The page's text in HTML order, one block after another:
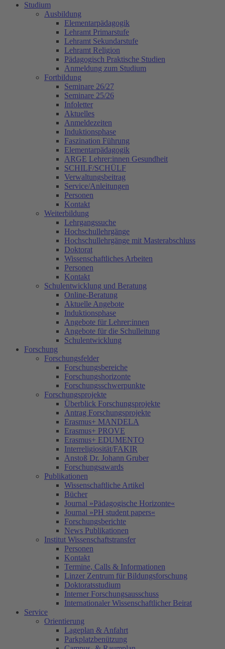
Studium
Ausbildung
Elementarpädagogik
Lehramt Primarstufe
Lehramt Sekundarstufe
Lehramt Religion
Pädagogisch Praktische Studien
Anmeldung zum Studium
Fortbildung
Seminare 26/27
Seminare 25/26
Infoletter
Aktuelles
Anmeldezeiten
Induktionsphase
Faszination Führung
Elementarpädagogik
ARGE Lehrer:innen Gesundheit
SCHILF/SCHÜLF
Verwaltungsbeitrag
Service/Anleitungen
Personen
Kontakt
Weiterbildung
Lehrgangssuche
Hochschullehrgänge
Hochschullehrgänge mit Masterabschluss
Doktorat
Wissenschaftliches Arbeiten
Personen
Kontakt
Schulentwicklung und Beratung
Online-Beratung
Aktuelle Angebote
Induktionsphase
Angebote für Lehrer:innen
Angebote für die Schulleitung
Schulentwicklung
Forschung
Forschungsfelder
Forschungsbereiche
Forschungshorizonte
Forschungsschwerpunkte
Forschungsprojekte
Überblick Forschungsprojekte
Antrag Forschungsprojekte
Erasmus+ MANDELA
Erasmus+ PROVE
Erasmus+ EDUMENTO
Interreligiosität/FAKIR
Anstoß Dr. Johann Gruber
Forschungsawards
Publikationen
Wissenschaftliche Artikel
Bücher
Journal »Pädagogische Horizonte«
Journal »PH student papers«
Forschungsberichte
News Publikationen
Institut Wissenschaftstransfer
Personen
Kontakt
Termine, Calls & Informationen
Linzer Zentrum für Bildungsforschung
Doktoratsstudium
Interner Forschungsausschuss
Internationaler Wissenschaftlicher Beirat
Service
Orientierung
Lageplan & Anfahrt
Parkplatzbenützung